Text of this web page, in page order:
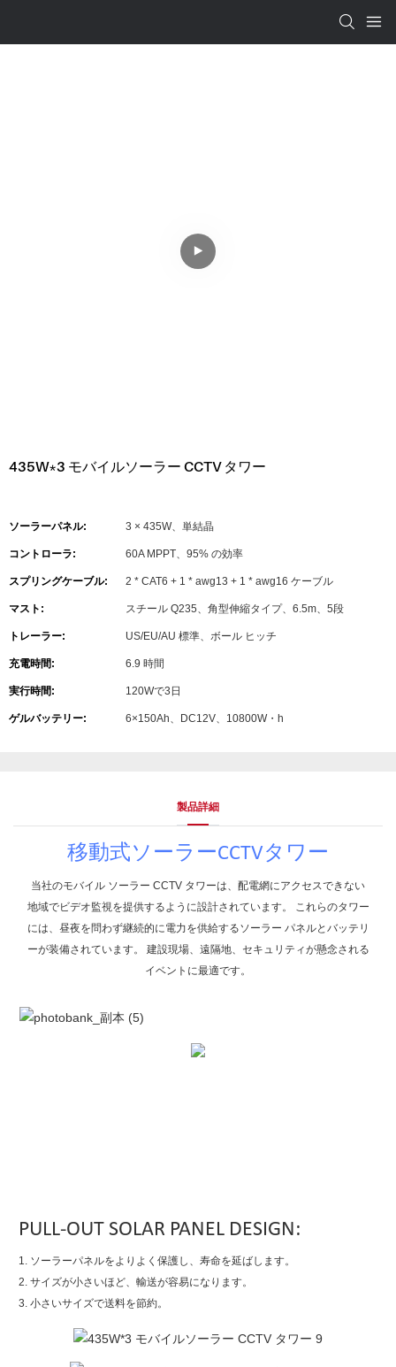
435W*3 モバイルソーラー CCTV タワー
ソーラーパネル: 3 × 435W、単結晶
コントローラ: 60A MPPT、95% の効率
スプリングケーブル: 2 * CAT6 + 1 * awg13 + 1 * awg16 ケーブル
マスト: スチール Q235、角型伸縮タイプ、6.5m、5段
トレーラー: US/EU/AU 標準、ボール ヒッチ
充電時間: 6.9 時間
実行時間: 120Wで3日
ゲルバッテリー: 6×150Ah、DC12V、10800W・h
製品詳細
移動式ソーラーCCTVタワー
当社のモバイル ソーラー CCTV タワーは、配電網にアクセスできない
地域でビデオ監視を提供するように設計されています。 これらのタワー
には、昼夜を問わず継続的に電力を供給するソーラー パネルとバッテリ
ーが装備されています。 建設現場、遠隔地、セキュリティが懸念される
イベントに最適です。
PULL-OUT SOLAR PANEL DESIGN:
1. ソーラーパネルをよりよく保護し、寿命を延ばします。
2. サイズが小さいほど、輸送が容易になります。
3. 小さいサイズで送料を節約。